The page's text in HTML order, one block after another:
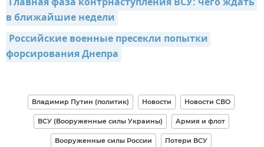
в ближайшие недели
Российские военные пресекли попытки
форсирования Днепра
Владимир Путин (политик) Новости Новости СВО
ВСУ (Вооруженные силы Украины) Армия и флот
Вооруженные силы России Потери ВСУ